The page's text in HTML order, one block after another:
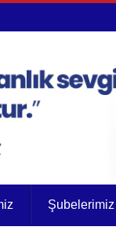
Şubelerimiz